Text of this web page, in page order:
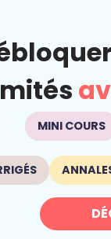
MINI COURS